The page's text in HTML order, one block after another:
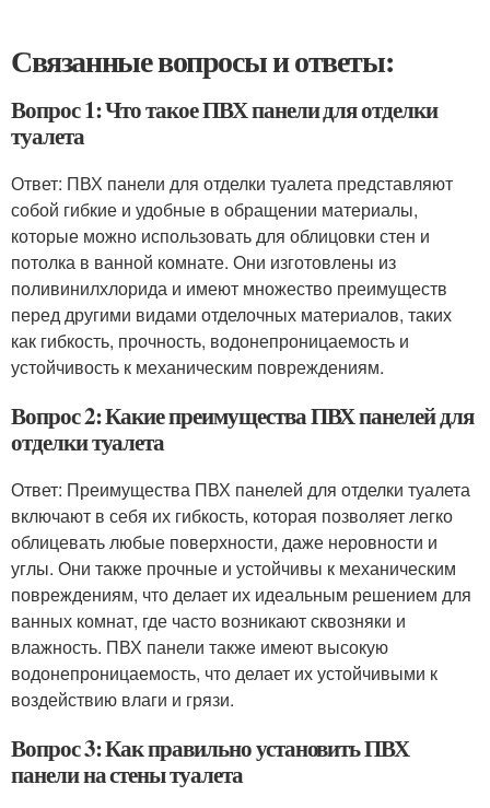
Связанные вопросы и ответы:
Вопрос 1: Что такое ПВХ панели для отделки
туалета
Ответ: ПВХ панели для отделки туалета представляют
собой гибкие и удобные в обращении материалы,
которые можно использовать для облицовки стен и
потолка в ванной комнате. Они изготовлены из
поливинилхлорида и имеют множество преимуществ
перед другими видами отделочных материалов, таких
как гибкость, прочность, водонепроницаемость и
устойчивость к механическим повреждениям.
Вопрос 2: Какие преимущества ПВХ панелей для
отделки туалета
Ответ: Преимущества ПВХ панелей для отделки туалета
включают в себя их гибкость, которая позволяет легко
облицевать любые поверхности, даже неровности и
углы. Они также прочные и устойчивы к механическим
повреждениям, что делает их идеальным решением для
ванных комнат, где часто возникают сквозняки и
влажность. ПВХ панели также имеют высокую
водонепроницаемость, что делает их устойчивыми к
воздействию влаги и грязи.
Вопрос 3: Как правильно установить ПВХ
панели на стены туалета